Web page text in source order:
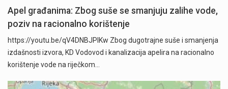
Apel građanima: Zbog suše se smanjuju zalihe vode,
poziv na racionalno korištenje
https://youtu.be/qV4DNBJPlKw Zbog dugotrajne suše i smanjenja
izdašnosti izvora, KD Vodovod i kanalizacija apelira na racionalno
korištenje vode na riječkom…